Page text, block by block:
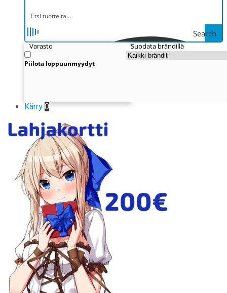
Search
Varasto
Piilota loppuunmyydyt
Suodata brändillä
Kärry 0